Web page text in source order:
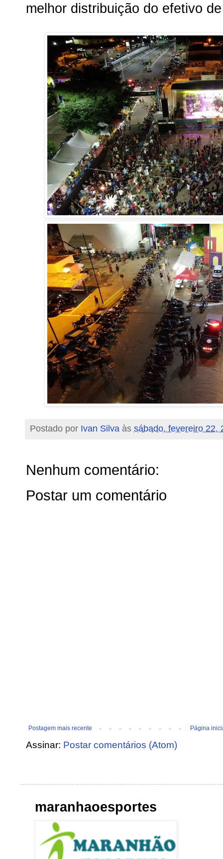
melhor distribuição do efetivo
Postado por Ivan Silva às sábado, fevereiro 22,
Nenhum comentário:
Postar um comentário
Postagem mais recente Página
Assinar: Postar comentários (Atom)
maranhaoesportes